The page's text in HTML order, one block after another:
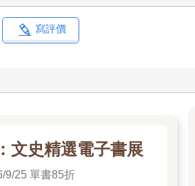
寫評價
文史精選電子書展
9/25 單書85折